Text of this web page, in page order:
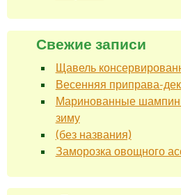
Свежие записи
Щавель
Весенняя приправа-
Маринованные
зиму
(без названия)
Заморозка овощного